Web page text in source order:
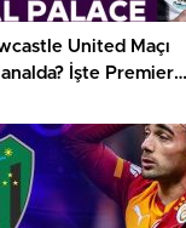
United Maçı
İşte Premier